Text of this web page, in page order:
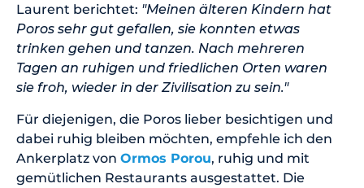
Laurent berichtet: "Meinen älteren Kindern hat
Poros sehr gut gefallen, sie konnten etwas
trinken gehen und tanzen. Nach mehreren
Tagen an ruhigen und friedlichen Orten waren
sie froh, wieder in der Zivilisation zu sein."
Für diejenigen, die Poros lieber besichtigen und
dabei ruhig bleiben möchten, empfehle ich den
Ankerplatz von Ormos Porou, ruhig und mit
gemütlichen Restaurants ausgestattet. Die